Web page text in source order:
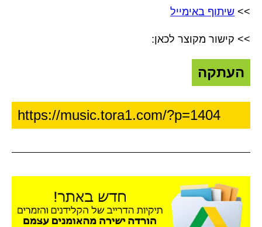
>> שיתוף באימייל
>> קישור מקוצר לכאן:
העתקה